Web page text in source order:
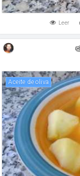
Leer
aceite de oliva